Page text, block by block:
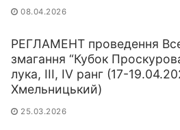
08.04.2026
РЕГЛАМЕНТ проведення
змагання “Кубок
лука, ІІІ, IV ранг (17-
Хмельницький)
25.03.2026